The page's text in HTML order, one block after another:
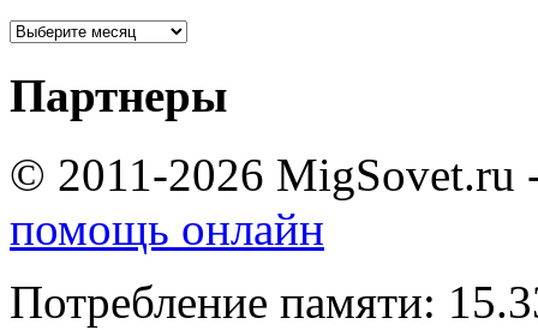
Партнеры
© 2011-2026 MigSovet.ru
помощь онлайн
Потребление памяти: